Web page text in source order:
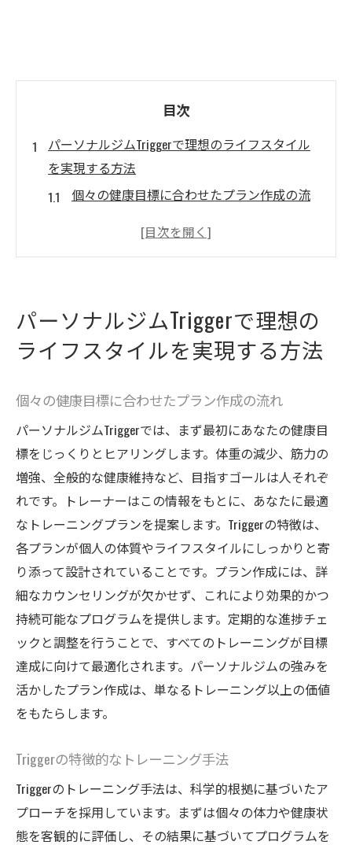
目次
パーソナルジムTriggerで理想のライフスタイル
を実現する方法
個々の健康目標に合わせたプラン作成の流
Triggerの特徴的なトレーニング手法
健康維持に重要な食事サポート
フィードバックを活用したプログラムの進
日立市でパーソナルジムを選ぶ理由とそのメリ
ット
地域密着型ジムの安心感と利便性
パーソナルサポートで得られる信頼関係
日立市特有の生活環境に合ったプランニン
グ
地域住民のヘルスケアニーズに応える
ジム選びで失敗しないためのポイント
Triggerが提供するコミュニティの重要性
Triggerの個別プログラムで健康的な体を手に入
れる
プログラム開始前のカウンセリングの重要
性
進捗を確認するための定期評価
プログラム終了後も続けられる運動習慣
成功体験を共有しモチベーションを維持
パーソナルジムTriggerで理想の
ライフスタイルを実現する方法
個々の健康目標に合わせたプラン作成の流れ
パーソナルジムTriggerでは、まず最初にあなたの健康目
標をじっくりとヒアリングします。体重の減少、筋力の
増強、全般的な健康維持など、目指すゴールは人それぞ
れです。トレーナーはこの情報をもとに、あなたに最適
なトレーニングプランを提案します。Triggerの特徴は、
各プランが個人の体質やライフスタイルにしっかりと寄
り添って設計されていることです。プラン作成には、詳
細なカウンセリングが欠かせず、これにより効果的かつ
持続可能なプログラムを提供します。定期的な進捗チェ
ックと調整を行うことで、すべてのトレーニングが目標
達成に向けて最適化されます。パーソナルジムの強みを
活かしたプラン作成は、単なるトレーニング以上の価値
をもたらします。
Triggerの特徴的なトレーニング手法
Triggerのトレーニング手法は、科学的根拠に基づいたア
プローチを採用しています。まずは個々の体力や健康状
態を客観的に評価し、その結果に基づいてプログラムを